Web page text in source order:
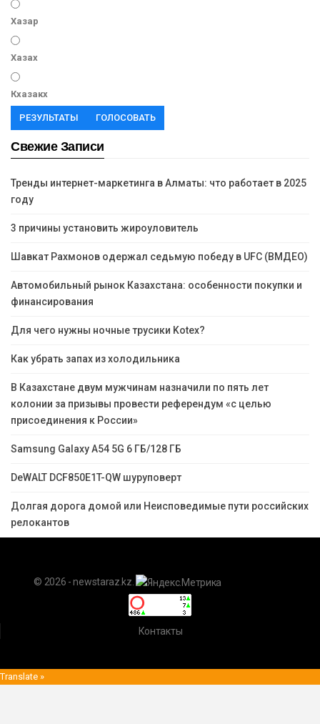
Хазар
Хазах
Кхазакх
РЕЗУЛЬТАТЫ ГОЛОСОВАТЬ
Свежие Записи
Тренды интернет-маркетинга в Алматы: что работает в 2025
году
3 причины установить жироуловитель
Шавкат Рахмонов одержал седьмую победу в UFC (ВМДЕО)
Автомобильный рынок Казахстана: особенности покупки и
финансирования
Для чего нужны ночные трусики Kotex?
Как убрать запах из холодильника
В Казахстане двум мужчинам назначили по пять лет
колонии за призывы провести референдум «с целью
присоединения к России»
Samsung Galaxy A54 5G 6 ГБ/128 ГБ
DeWALT DCF850E1T-QW шуруповерт
Долгая дорога домой или Неисповедимые пути российских
релокантов
© 2026 - newstaraz.kz.
Контакты
Translate »